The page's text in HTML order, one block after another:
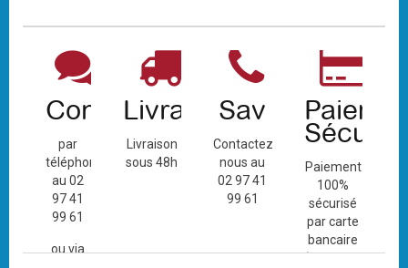
Contact
par
téléphone
au 02
97 41
99 61
ou via
Livraison
Livraison
sous 48h
Sav
Contactez-
nous au
02 97 41
99 61
Paiement
100%
sécurisé
par carte
bancaire
(Mastercard,